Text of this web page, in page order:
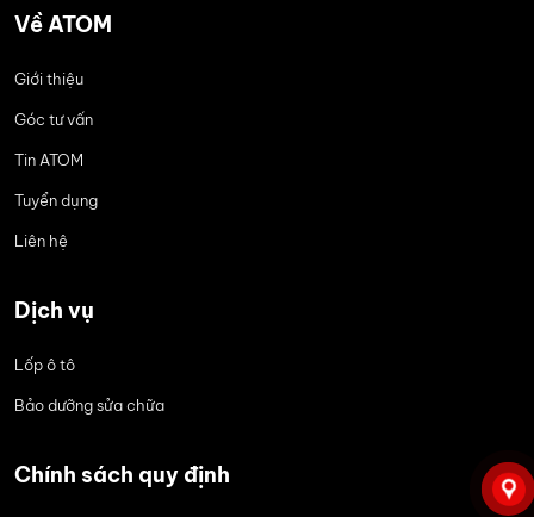
Về ATOM
Giới thiệu
Góc tư vấn
Tin ATOM
Tuyển dụng
Liên hệ
Dịch vụ
Lốp ô tô
Bảo dưỡng sửa chữa
Chính sách quy định